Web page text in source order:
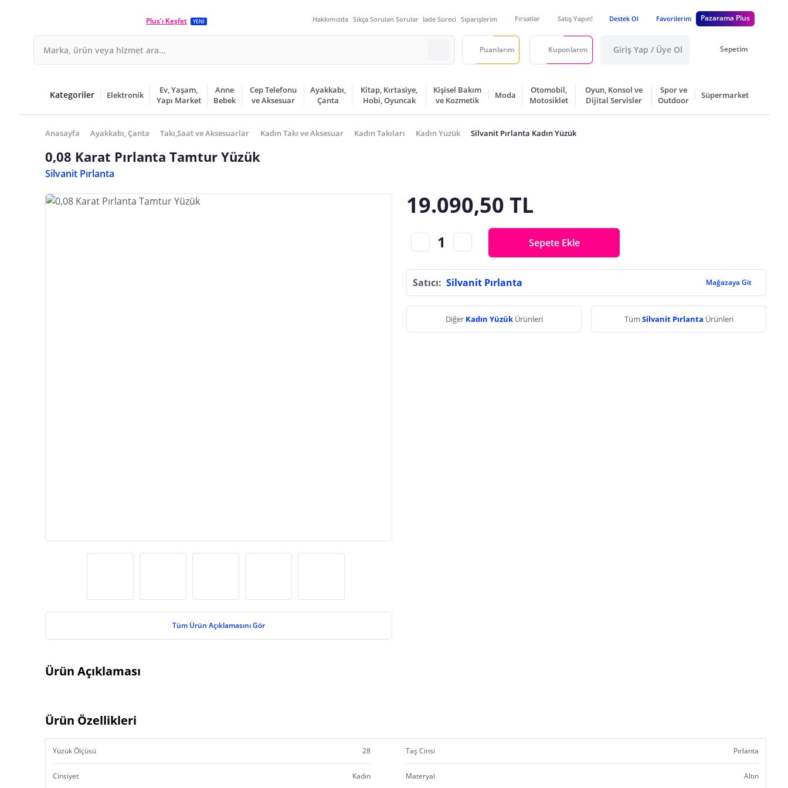
Plus'ı Keşfet YENİ Hakkımızda Sıkça Sorulan Sorular İade Süreci Siparişlerim Fırsatlar Satış Yapın! Destek Ol Favorilerim Pazarama Plus
Puanlarım Kuponlarım Giriş Yap / Üye Ol Sepetim
Kategoriler Elektronik
Ev, Yaşam,
Yapı Market
Anne
Bebek
Cep Telefonu
ve Aksesuar
Ayakkabı,
Çanta
Kitap, Kırtasiye,
Hobi, Oyuncak
Kişisel Bakım
ve Kozmetik
Moda
Otomobil,
Motosiklet
Oyun, Konsol ve
Dijital Servisler
Spor ve
Outdoor
Süpermarket
Anasayfa Ayakkabı, Çanta Takı,Saat ve Aksesuarlar Kadın Takı ve Aksesuar Kadın Takıları Kadın Yüzük Silvanit Pırlanta Kadın Yüzük
0,08 Karat Pırlanta Tamtur Yüzük
Silvanit Pırlanta
Tüm Ürün Açıklamasını Gör
19.090,50 TL
Sepete Ekle
Satıcı: Silvanit Pırlanta Mağazaya Git
Diğer Kadın Yüzük Ürünleri Tüm Silvanit Pırlanta Ürünleri
Ürün Açıklaması
Ürün Özellikleri
Yüzük Ölçüsü 28 Taş Cinsi Pırlanta
Cinsiyet Kadın Materyal Altın